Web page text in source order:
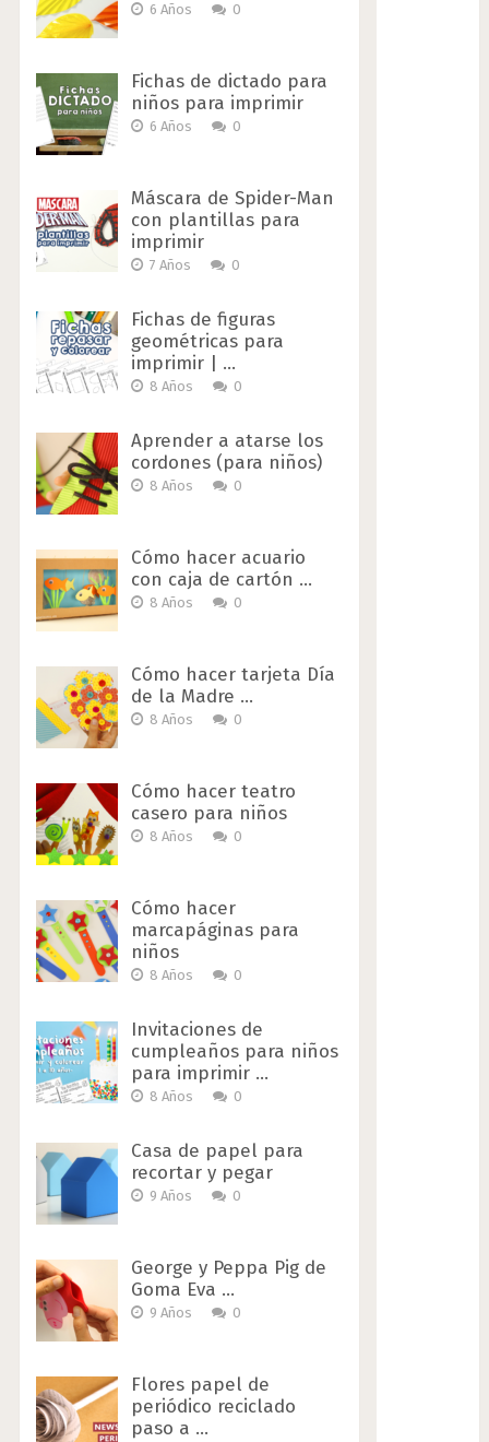
6 Años 0
Fichas de dictado para
niños para imprimir
6 Años 0
Máscara de Spider-Man
con plantillas para
imprimir
7 Años 0
Fichas de figuras
geométricas para
imprimir | …
8 Años 0
Aprender a atarse los
cordones (para niños)
8 Años 0
Cómo hacer acuario
con caja de cartón …
8 Años 0
Cómo hacer tarjeta Día
de la Madre …
8 Años 0
Cómo hacer teatro
casero para niños
8 Años 0
Cómo hacer
marcapáginas para
niños
8 Años 0
Invitaciones de
cumpleaños para niños
para imprimir …
8 Años 0
Casa de papel para
recortar y pegar
9 Años 0
George y Peppa Pig de
Goma Eva …
9 Años 0
Flores papel de
periódico reciclado
paso a …